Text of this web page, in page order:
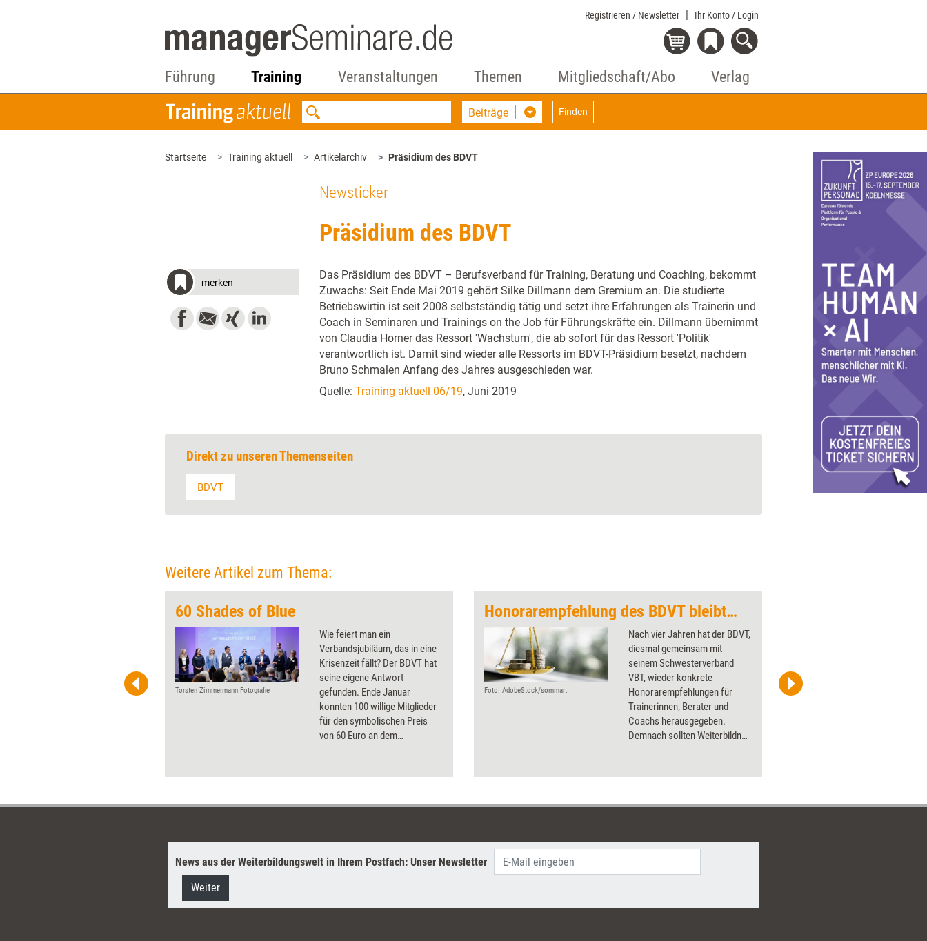
Registrieren / Newsletter Ihr Konto / Login
Führung Training Veranstaltungen Themen Mitgliedschaft/Abo Verlag
Beiträge Finden
Startseite Training aktuell Artikelarchiv Präsidium des BDVT
Newsticker
Präsidium des BDVT
merken
Das Präsidium des BDVT – Berufsverband für Training, Beratung und Coaching, bekommt
Zuwachs: Seit Ende Mai 2019 gehört Silke Dillmann dem Gremium an. Die studierte
Betriebswirtin ist seit 2008 selbstständig tätig und setzt ihre Erfahrungen als Trainerin und
Coach in Seminaren und Trainings on the Job für Führungskräfte ein. Dillmann übernimmt
von Claudia Horner das Ressort 'Wachstum', die ab sofort für das Ressort 'Politik'
verantwortlich ist. Damit sind wieder alle Ressorts im BDVT-Präsidium besetzt, nachdem
Bruno Schmalen Anfang des Jahres ausgeschieden war.
Quelle: Training aktuell 06/19, Juni 2019
Direkt zu unseren Themenseiten
BDVT
Weitere Artikel zum Thema:
60 Shades of Blue
Torsten Zimmermann Fotografie
Wie feiert man ein
Verbandsjubiläum, das in eine
Krisenzeit fällt? Der BDVT hat
seine eigene Antwort
gefunden. Ende Januar
konnten 100 willige Mitglieder
für den symbolischen Preis
von 60 Euro an dem
Impressionen aus dem
Honorarempfehlung des BDVT bleibt unverändert
Foto: AdobeStock/sommart
Nach vier Jahren hat der BDVT,
diesmal gemeinsam mit
seinem Schwesterverband
VBT, wieder konkrete
Honorarempfehlungen für
Trainerinnen, Berater und
Coachs herausgegeben.
Demnach sollten Weiterbildner
Dienstleistungen nicht mehr
Andrii/AdobeStock
News aus der Weiterbildungswelt in Ihrem Postfach: Unser Newsletter
Weiter